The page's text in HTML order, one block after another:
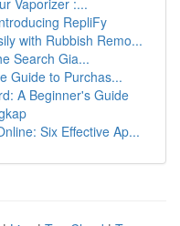
Vaporizer :...
RepliFy
with Rubbish Remo...
Search Gia...
Guide to Purchas...
A Beginner's Guide
Six Effective Ap...